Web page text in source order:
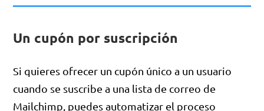
Un cupón por suscripción
Si quieres ofrecer un cupón único a un usuario
cuando se suscribe a una lista de correo de
Mailchimp, puedes automatizar el proceso